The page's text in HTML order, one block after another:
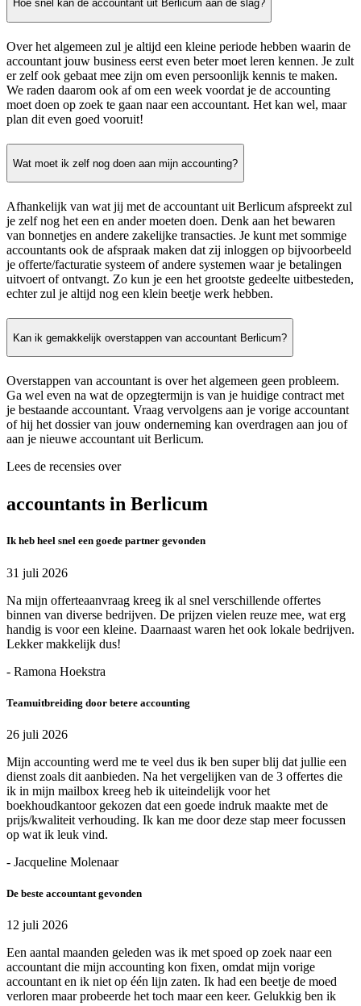
Hoe snel kan de accountant uit Berlicum aan de slag?
Over het algemeen zul je altijd een kleine periode hebben waarin de
accountant jouw business eerst even beter moet leren kennen. Je zult
er zelf ook gebaat mee zijn om even persoonlijk kennis te maken.
We raden daarom ook af om een week voordat je de accounting
moet doen op zoek te gaan naar een accountant. Het kan wel, maar
plan dit even goed vooruit!
Wat moet ik zelf nog doen aan mijn accounting?
Afhankelijk van wat jij met de accountant uit Berlicum afspreekt zul
je zelf nog het een en ander moeten doen. Denk aan het bewaren
van bonnetjes en andere zakelijke transacties. Je kunt met sommige
accountants ook de afspraak maken dat zij inloggen op bijvoorbeeld
je offerte/facturatie systeem of andere systemen waar je betalingen
uitvoert of ontvangt. Zo kun je een het grootste gedeelte uitbesteden,
echter zul je altijd nog een klein beetje werk hebben.
Kan ik gemakkelijk overstappen van accountant Berlicum?
Overstappen van accountant is over het algemeen geen probleem.
Ga wel even na wat de opzegtermijn is van je huidige contract met
je bestaande accountant. Vraag vervolgens aan je vorige accountant
of hij het dossier van jouw onderneming kan overdragen aan jou of
aan je nieuwe accountant uit Berlicum.
Lees de recensies over
accountants in Berlicum
Ik heb heel snel een goede partner gevonden
31 juli 2026
Na mijn offerteaanvraag kreeg ik al snel verschillende offertes
binnen van diverse bedrijven. De prijzen vielen reuze mee, wat erg
handig is voor een kleine. Daarnaast waren het ook lokale bedrijven.
Lekker makkelijk dus!
- Ramona Hoekstra
Teamuitbreiding door betere accounting
26 juli 2026
Mijn accounting werd me te veel dus ik ben super blij dat jullie een
dienst zoals dit aanbieden. Na het vergelijken van de 3 offertes die
ik in mijn mailbox kreeg heb ik uiteindelijk voor het
boekhoudkantoor gekozen dat een goede indruk maakte met de
prijs/kwaliteit verhouding. Ik kan me door deze stap meer focussen
op wat ik leuk vind.
- Jacqueline Molenaar
De beste accountant gevonden
12 juli 2026
Een aantal maanden geleden was ik met spoed op zoek naar een
accountant die mijn accounting kon fixen, omdat mijn vorige
accountant en ik niet op één lijn zaten. Ik had een beetje de moed
verloren maar probeerde het toch maar een keer. Gelukkig ben ik